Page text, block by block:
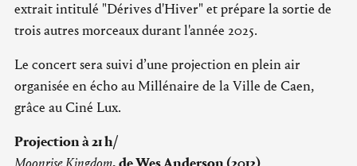
extrait intitulé "Dérives d'Hiver" et prépare la sortie de
trois autres morceaux durant l'année 2025.
Le concert sera suivi d’une projection en plein air
organisée en écho au Millénaire de la Ville de Caen,
grâce au Ciné Lux.
Projection à 21 h/